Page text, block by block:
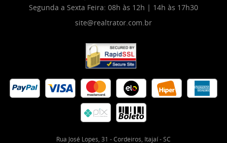
Segunda a Sexta Feira: 08h às 12h | 14h às 17h30
site@realtrator.com.br
Rua José Lopes, 31 -Cordeiros, Itajaí-SC